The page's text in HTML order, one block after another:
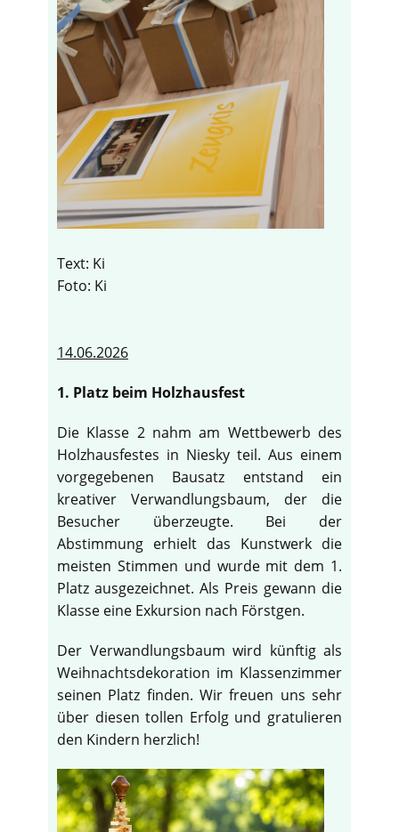
Text: Ki
Foto: Ki
14.06.2026
1. Platz beim Holzhausfest
Die Klasse 2 nahm am Wettbewerb des
Holzhausfestes in Niesky teil. Aus einem
vorgegebenen Bausatz entstand ein
kreativer Verwandlungsbaum, der die
Besucher überzeugte. Bei der
Abstimmung erhielt das Kunstwerk die
meisten Stimmen und wurde mit dem 1.
Platz ausgezeichnet. Als Preis gewann die
Klasse eine Exkursion nach Förstgen.
Der Verwandlungsbaum wird künftig als
Weihnachtsdekoration im Klassenzimmer
seinen Platz finden. Wir freuen uns sehr
über diesen tollen Erfolg und gratulieren
den Kindern herzlich!